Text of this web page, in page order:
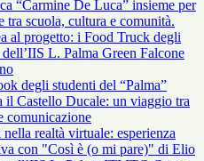
“Carmine De Luca” insieme per
tra scuola, cultura e comunità.
al progetto: i Food Truck degli
L. Palma Green Falcone
degli studenti del “Palma”
il Castello Ducale: un viaggio tra
comunicazione
realtà virtuale: esperienza
con "Così è (o mi pare)" di Elio